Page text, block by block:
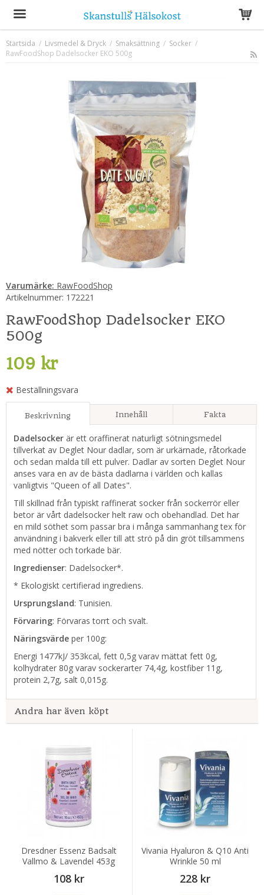
Produkten har blivit tillagd i varukorgen
Startsida / Livsmedel & Dryck / Smaksättning / Socker /
RawFoodShop Dadelsocker EKO 500g
Varumärke: RawFoodShop
Artikelnummer: 172221
RawFoodShop Dadelsocker EKO
500g
109 kr
Beställningsvara
Beskrivning Innehåll Fakta
Dadelsocker är ett oraffinerat naturligt sötningsmedel
tillverkat av Deglet Nour dadlar, som är urkärnade, råtorkade
och sedan malda till ett pulver. Dadlar av sorten Deglet Nour
anses vara en av de bästa dadlarna i världen och kallas
vanligtvis "Queen of all Dates".
Till skillnad från typiskt raffinerat socker från sockerrör eller
betor är vårt dadelsocker helt raw och obehandlad. Det har
en mild söthet som passar bra i många sammanhang tex för
användning i bakverk eller till att strö på din gröt tillsammens
med nötter och torkade bär.
Ingredienser: Dadelsocker*.
* Ekologiskt certifierad ingrediens.
Ursprungsland: Tunisien.
Förvaring: Förvaras torrt och svalt.
Näringsvärde per 100g:
Energi 1477kJ/ 353kcal, fett 0,5g varav mättat fett 0g,
kolhydrater 80g varav sockerarter 74,4g, kostfiber 11g,
protein 2,7g, salt 0,015g.
Andra har även köpt
Dresdner Essenz Badsalt
Vallmo & Lavendel 453g
108 kr
Vivania Hyaluron & Q10 Anti
Wrinkle 50 ml
228 kr